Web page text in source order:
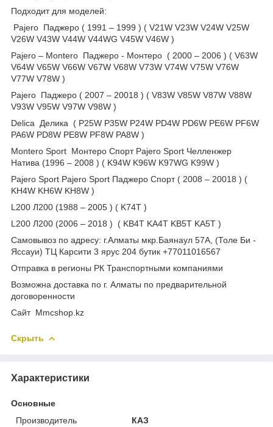
Подходит для моделей:
Pajero Паджеро ( 1991 – 1999 ) ( V21W V23W V24W V25W
V26W V43W V44W V44WG V45W V46W )
Pajero – Montero Паджеро - Монтеро ( 2000 – 2006 ) ( V63W
V64W V65W V66W V67W V68W V73W V74W V75W V76W
V77W V78W )
Pajero Паджеро ( 2007 – 20018 ) ( V83W V85W V87W V88W
V93W V95W V97W V98W )
Delica Делика ( P25W P35W P24W PD4W PD6W PE6W PF6W
PA6W PD8W PE8W PF8W PA8W )
Montero Sport Монтеро Спорт Pajero Sport Челленжер
Натива (1996 – 2008 ) ( K94W K96W K97WG K99W )
Pajero Sport Pajero Sport Паджеро Спорт ( 2008 – 20018 ) (
KH4W KH6W KH8W )
L200 Л200 (1988 – 2005 ) ( K74T )
L200 Л200 (2006 – 2018 ) ( KB4T KA4T KB5T KA5T )
Самовывоз по адресу: г.Алматы мкр.Баянаул 57А, (Толе Би -
Яссауи) ТЦ Карсити 3 ярус 204 бутик +77011016567
Отправка в регионы РК Транспортными компаниями
Возможна доставка по г. Алматы по предварительной
договоренности
Cайт Mmcshop.kz
Скрыть
Характеристики
Основные
Производитель
КАЗ